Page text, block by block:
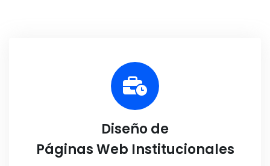
Diseño de
Páginas Web Institucionales